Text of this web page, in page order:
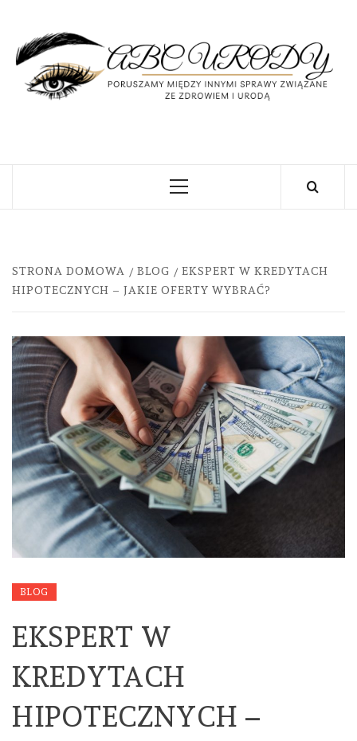
content
Primary
STRONA DOMOWA BLOG
EKSPERT W KREDYTACH
HIPOTECZNYCH – JAKIE OFERTY WYBRAĆ?
BLOG
EKSPERT W
KREDYTACH
HIPOTECZNYCH –